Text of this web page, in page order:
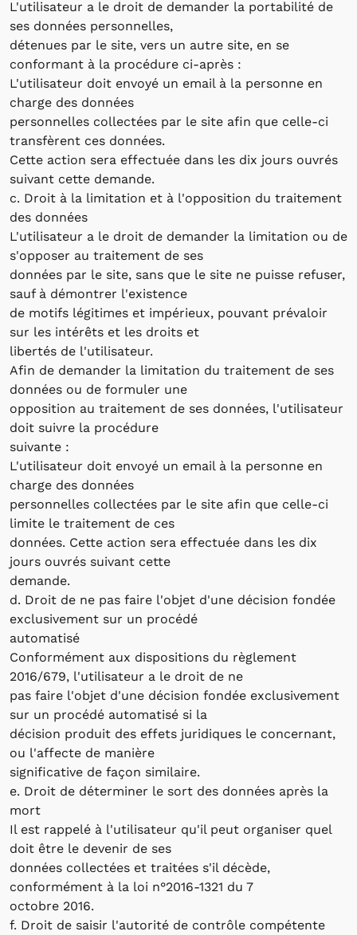
L'utilisateur a le droit de demander la portabilité de
ses données personnelles,
détenues par le site, vers un autre site, en se
conformant à la procédure ci-après :
L'utilisateur doit envoyé un email à la personne en
charge des données
personnelles collectées par le site afin que celle-ci
transfèrent ces données.
Cette action sera effectuée dans les dix jours ouvrés
suivant cette demande.
c. Droit à la limitation et à l'opposition du traitement
des données
L'utilisateur a le droit de demander la limitation ou de
s'opposer au traitement de ses
données par le site, sans que le site ne puisse refuser,
sauf à démontrer l'existence
de motifs légitimes et impérieux, pouvant prévaloir
sur les intérêts et les droits et
libertés de l'utilisateur.
Afin de demander la limitation du traitement de ses
données ou de formuler une
opposition au traitement de ses données, l'utilisateur
doit suivre la procédure
suivante :
L'utilisateur doit envoyé un email à la personne en
charge des données
personnelles collectées par le site afin que celle-ci
limite le traitement de ces
données. Cette action sera effectuée dans les dix
jours ouvrés suivant cette
demande.
d. Droit de ne pas faire l'objet d'une décision fondée
exclusivement sur un procédé
automatisé
Conformément aux dispositions du règlement
2016/679, l'utilisateur a le droit de ne
pas faire l'objet d'une décision fondée exclusivement
sur un procédé automatisé si la
décision produit des effets juridiques le concernant,
ou l'affecte de manière
significative de façon similaire.
e. Droit de déterminer le sort des données après la
mort
Il est rappelé à l'utilisateur qu'il peut organiser quel
doit être le devenir de ses
données collectées et traitées s'il décède,
conformément à la loi n°2016-1321 du 7
octobre 2016.
f. Droit de saisir l'autorité de contrôle compétente